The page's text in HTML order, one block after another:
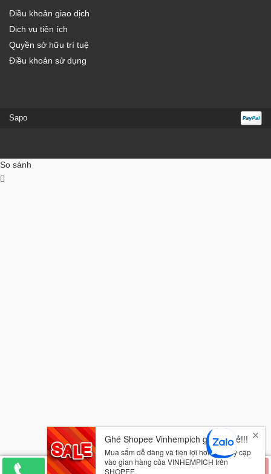
Điều khoản giao dịch
Dịch vụ tiện ích
Quyền sở hữu trí tuệ
Điều khoản sử dụng
Sapo
So sánh